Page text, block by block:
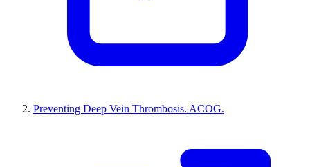
Preventing Deep Vein Thrombosis. ACOG.